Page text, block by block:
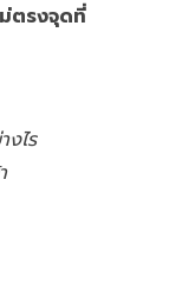
ตรงจุดที่
ไร